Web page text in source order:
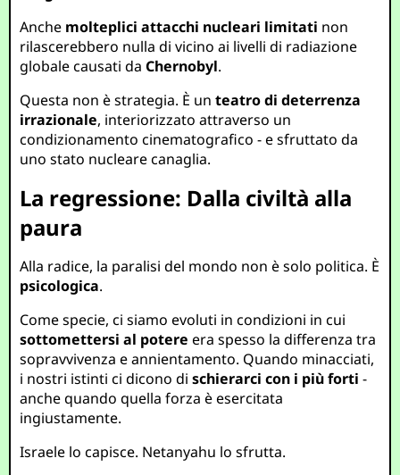
Anche molteplici attacchi nucleari limitati non
rilascerebbero nulla di vicino ai livelli di radiazione
globale causati daChernobyl.
Questa non è strategia. È unteatro di deterrenza
irrazionale, interiorizzato attraverso un
condizionamento cinematografico - e sfruttato da
uno stato nucleare canaglia.
La regressione: Dalla civiltà alla
paura
Alla radice, la paralisi del mondo non è solo politica. È
psicologica.
Come specie, ci siamo evoluti in condizioni in cui
sottomettersi al potere era spesso la differenza tra
sopravvivenza e annientamento. Quando minacciati,
i nostri istinti ci dicono dischierarci con i più forti -
anche quando quella forza è esercitata
ingiustamente.
Israele lo capisce. Netanyahu lo sfrutta.